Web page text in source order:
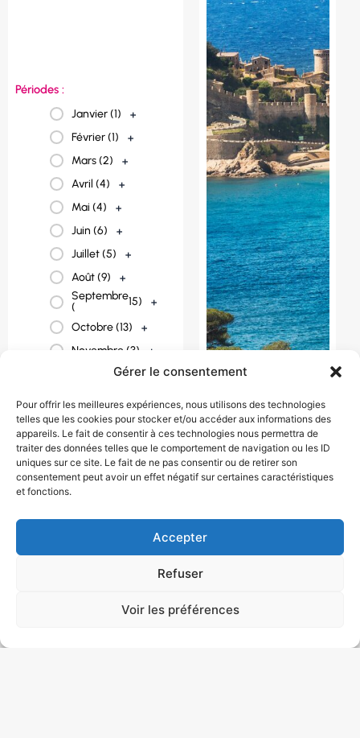
Gérer le consentement
Pour offrir les meilleures expériences, nous utilisons des technologies
telles que les cookies pour stocker et/ou accéder aux informations des
appareils. Le fait de consentir à ces technologies nous permettra de
traiter des données telles que le comportement de navigation ou les ID
uniques sur ce site. Le fait de ne pas consentir ou de retirer son
consentement peut avoir un effet négatif sur certaines caractéristiques
et fonctions.
Accepter
Refuser
Voir les préférences
France (23)
+
Espagne (3) +
Périodes :
Janvier (1)
+
Février (1)
+
Mars (2)
+
Avril (4)
+
Mai (4)
+
Juin (6)
+
Juillet (5)
+
Août (9)
+
Septembre
(
15)
+
Octobre (13)
+
Novembre (3)
+
Décembre (1) +
TOSSA DE MAR